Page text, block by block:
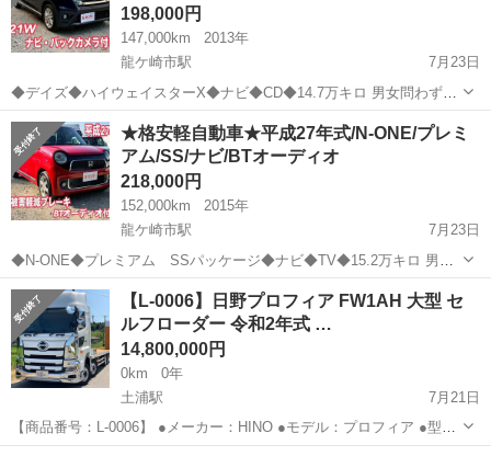
198,000円
147,000km
2013年
龍ケ崎市駅
7月23日
◆デイズ◆ハイウェイスターX◆ナビ◆CD◆14.7万キロ 男女問わず大
人気♪ B21W ニッサン デイズ ハイウェイスターX ！！ 小回り
のきくカッコイイ一台です✨ たくさんのお問い合わせお待ちしており
ます...
茨城 稲敷郡 龍ケ崎市駅 その他 ハイウェイスター
★格安軽自動車★平成27年式/N-ONE/プレミ
アム/SS/ナビ/BTオーディオ
218,000円
152,000km
2015年
龍ケ崎市駅
7月23日
◆N-ONE◆プレミアム SSパッケージ◆ナビ◆TV◆15.2万キロ 男女
問わず大人気♪JG1 ホンダ N-ONE プレミアム SSパッケー
ジ！！ 衝突被害軽減ブレーキ付きで安心！！ 小回りのきくカッコイ
イ...
茨城 稲敷郡 龍ケ崎市駅 その他
【L-0006】日野プロフィア FW1AH 大型 セ
ルフローダー 令和2年式 …
14,800,000円
0km
0年
土浦駅
7月21日
【商品番号：L-0006】 ●メーカー：HINO ●モデル：プロフィア ●型
式：FW1AHJ ●走行距離：595,512km ●最大積載量：13,600kg ●初度